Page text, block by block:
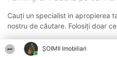
ȘOIMII Imobiliari
Cauți un specialist in apropierea
nostru de căutare. Folosiți doar